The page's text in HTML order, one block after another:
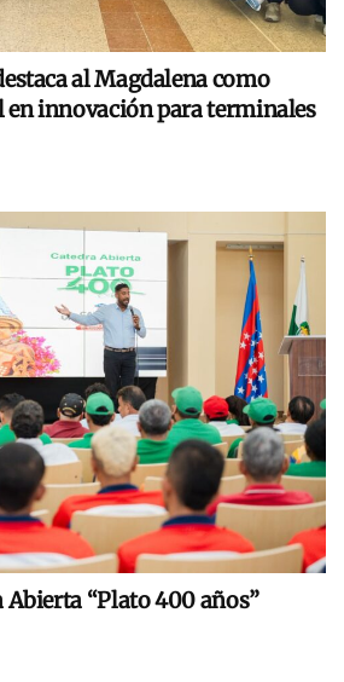
al Magdalena como
en innovación para terminales
Abierta “Plato 400 años”